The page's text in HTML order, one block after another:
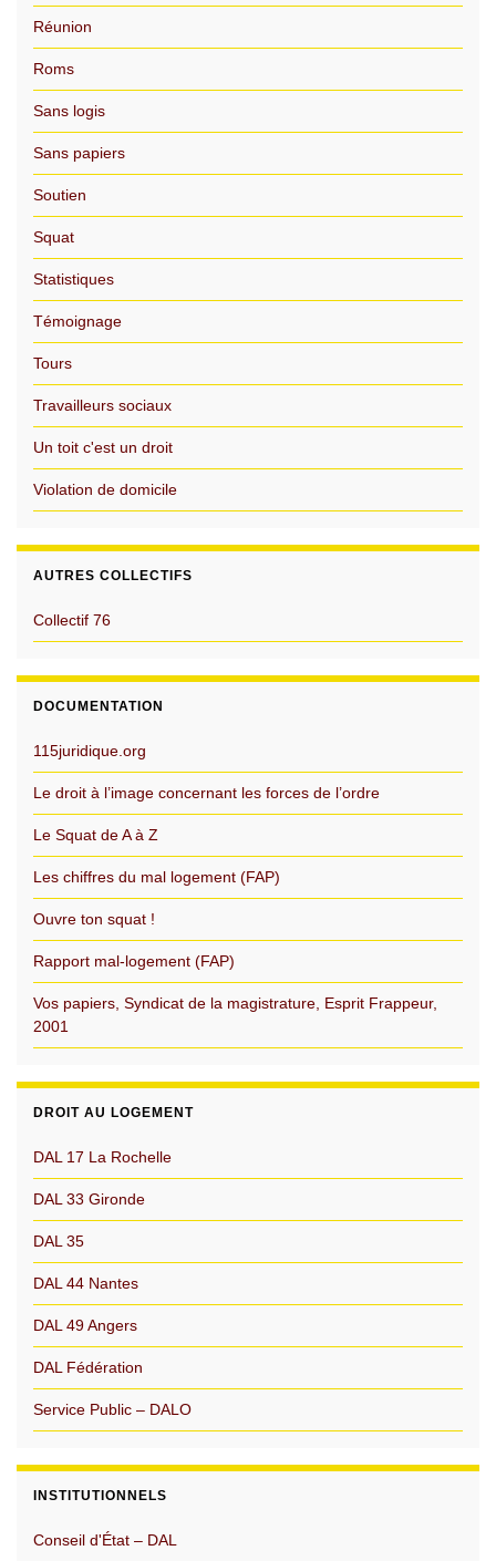
Réunion
Roms
Sans logis
Sans papiers
Soutien
Squat
Statistiques
Témoignage
Tours
Travailleurs sociaux
Un toit c'est un droit
Violation de domicile
AUTRES COLLECTIFS
Collectif 76
DOCUMENTATION
115juridique.org
Le droit à l’image concernant les forces de l’ordre
Le Squat de A à Z
Les chiffres du mal logement (FAP)
Ouvre ton squat !
Rapport mal-logement (FAP)
Vos papiers, Syndicat de la magistrature, Esprit Frappeur,
2001
DROIT AU LOGEMENT
DAL 17 La Rochelle
DAL 33 Gironde
DAL 35
DAL 44 Nantes
DAL 49 Angers
DAL Fédération
Service Public – DALO
INSTITUTIONNELS
Conseil d'État – DAL